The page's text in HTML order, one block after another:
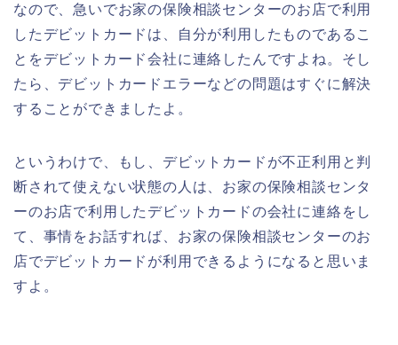
なので、急いでお家の保険相談センターのお店で利用
したデビットカードは、自分が利用したものであるこ
とをデビットカード会社に連絡したんですよね。そし
たら、デビットカードエラーなどの問題はすぐに解決
することができましたよ。
というわけで、もし、デビットカードが不正利用と判
断されて使えない状態の人は、お家の保険相談センタ
ーのお店で利用したデビットカードの会社に連絡をし
て、事情をお話すれば、お家の保険相談センターのお
店でデビットカードが利用できるようになると思いま
すよ。